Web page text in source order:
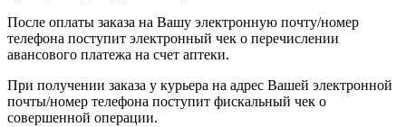
После оплаты заказа на Вашу электронную почту/номер
телефона поступит электронный чек о перечислении
авансового платежа на счет аптеки.
При получении заказа у курьера на адрес Вашей электронной
почты/номер телефона поступит фискальный чек о
совершенной операции.